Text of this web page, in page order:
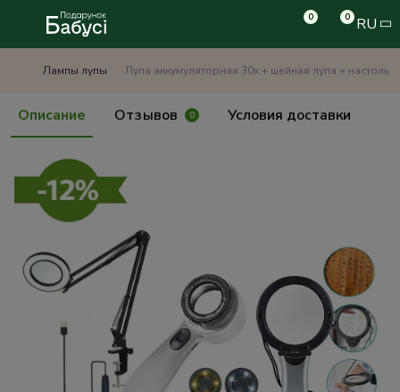
0 0 RU
Лампы лупы Лупа аккумуляторная 30x + шейная лупа +
Описание Отзывов 0 Условия доставки